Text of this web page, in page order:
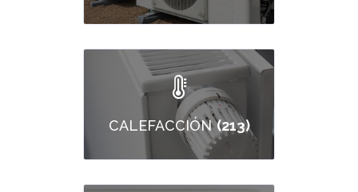
CALEFACCIÓN (213)